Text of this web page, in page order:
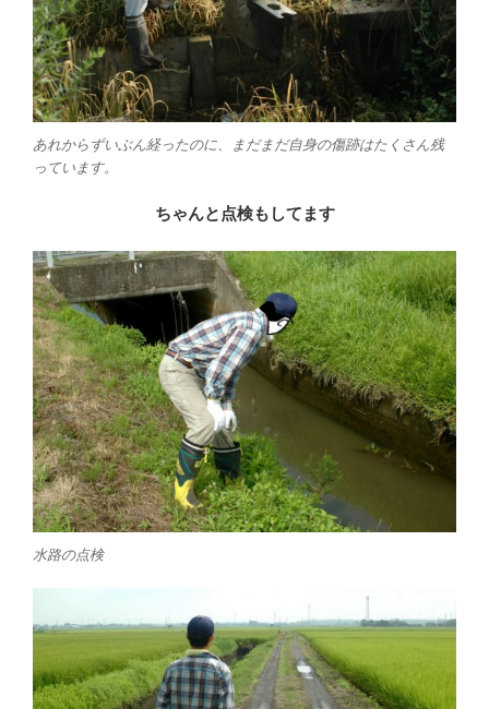
あれからずいぶん経ったのに、まだまだ自身の傷跡はたくさん残
っています。
ちゃんと点検もしてます
水路の点検